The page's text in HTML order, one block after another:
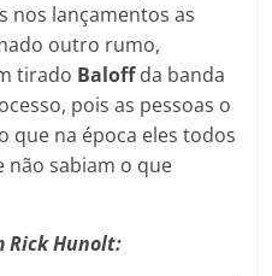
nos lançamentos as
outro rumo,
tirado Baloffda banda
pois as pessoas o
que na época eles todos
não sabiam o que
Rick Hunolt: